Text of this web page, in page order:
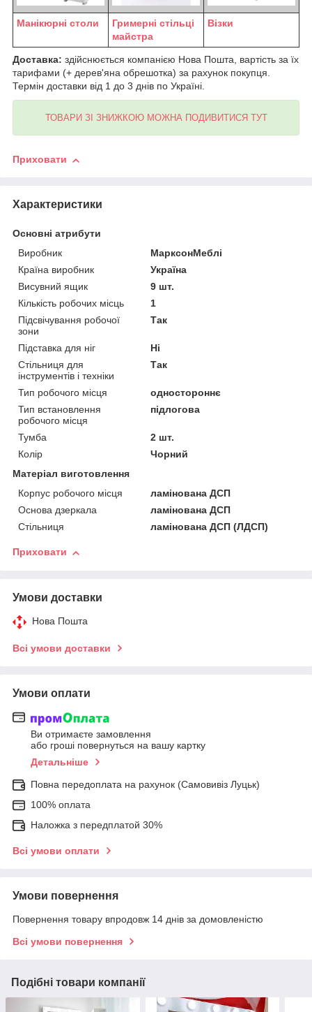
Манікюрні столи
Гримерні стільці
майстра
Візки
Доставка: здійснюється компанією Нова Пошта, вартість за їх
тарифами (+ дерев'яна обрешотка) за рахунок покупця.
Термін доставки від 1 до 3 днів по Україні.
ТОВАРИ ЗІ ЗНИЖКОЮ МОЖНА ПОДИВИТИСЯ ТУТ
Приховати
Характеристики
Основні атрибути
Виробник
МарксонМеблі
Країна виробник
Україна
Висувний ящик
9 шт.
Кількість робочих місць
1
Підсвічування робочої
зони
Так
Підставка для ніг
Ні
Стільниця для
інструментів і техніки
Так
Тип робочого місця
одностороннє
Тип встановлення
робочого місця
підлогова
Тумба
2 шт.
Колір
Чорний
Матеріал виготовлення
Корпус робочого місця
ламінована ДСП
Основа дзеркала
ламінована ДСП
Стільниця
ламінована ДСП (ЛДСП)
Приховати
Умови доставки
Нова Пошта
Всі умови доставки
Умови оплати
Ви отримаєте замовлення
або гроші повернуться на вашу картку
Детальніше
Повна передоплата на рахунок (Самовивіз Луцьк)
100% оплата
Наложка з передплатой 30%
Всі умови оплати
Умови повернення
Повернення товару впродовж 14 днів за домовленістю
Всі умови повернення
Подібні товари компанії